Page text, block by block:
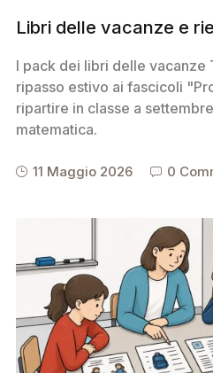
Libri delle vacanze e
I pack dei libri delle vacanze
ripasso estivo ai fascicoli
ripartire in classe a
matematica.
11 Maggio 2026 0